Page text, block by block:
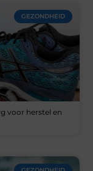
GEZONDHEID
voor herstel en